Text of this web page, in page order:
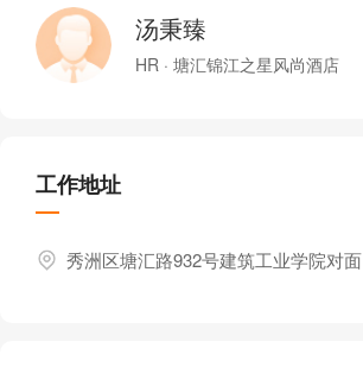
汤秉臻
HR · 塘汇锦江之星风尚酒店
工作地址
秀洲区塘汇路932号建筑工业学院对面